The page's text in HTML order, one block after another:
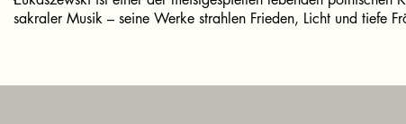
sakraler Musik – seine Werke strahlen Frieden, Licht und tiefe